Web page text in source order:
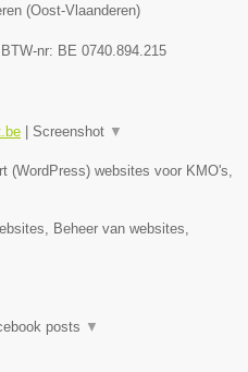
(Oost-Vlaanderen)
, BTW-nr: BE 0740.894.215
Screenshot ▼
(WordPress) websites voor KMO's,
Beheer van websites,
posts ▼